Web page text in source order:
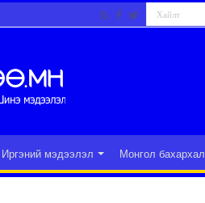
Иргэний мэдээлэл Монгол бахархал